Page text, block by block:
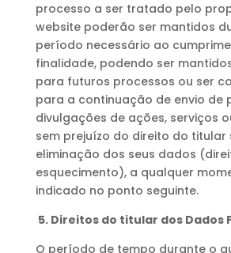
processo a ser tratado pelo
website poderão ser mantidos
período necessário ao
finalidade, podendo ser
para futuros processos ou ser
para a continuação de envio de
divulgações de ações, serviços
sem prejuízo do direito do titular
eliminação dos seus dados
esquecimento), a qualquer
indicado no ponto seguinte.
5. Direitos do titular dos Dados
O período de tempo durante o